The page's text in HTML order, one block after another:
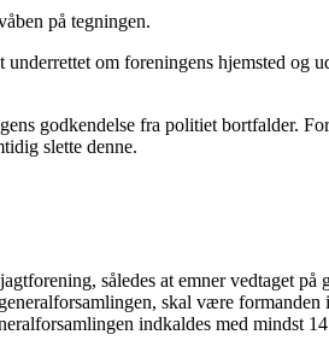
på tegningen.
om foreningens hjemsted og
godkendelse fra politiet bortfalder.
slette denne.
således at emner vedtaget
skal være
indkaldes med mindst